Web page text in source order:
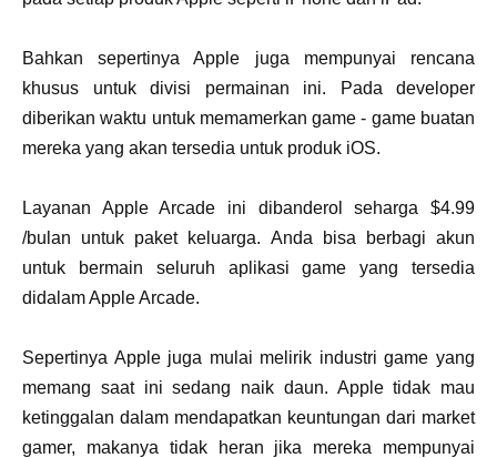
Bahkan sepertinya Apple juga mempunyai rencana
khusus untuk divisi permainan ini. Pada developer
diberikan waktu untuk memamerkan game - game buatan
mereka yang akan tersedia untuk produk iOS.
Layanan Apple Arcade ini dibanderol seharga $4.99
/bulan untuk paket keluarga. Anda bisa berbagi akun
untuk bermain seluruh aplikasi game yang tersedia
didalam Apple Arcade.
Sepertinya Apple juga mulai melirik industri game yang
memang saat ini sedang naik daun. Apple tidak mau
ketinggalan dalam mendapatkan keuntungan dari market
gamer, makanya tidak heran jika mereka mempunyai